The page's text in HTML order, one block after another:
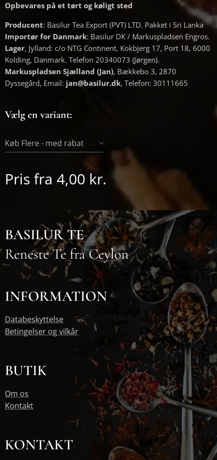
Opbevares på et tørt og køligt sted
Producent: Basilur Tea Export (PVT) LTD. Pakket i Sri Lanka
Importør for Danmark: Basilur DK / Markuspladsen Engros.
Lager, Jylland: c/o NTG Continent, Kokbjerg 17, Port 18, 6000
Kolding, Danmark. Telefon 20340073 (Jørgen).
Markuspladsen Sjælland (Jan), Bækkebo 3, 2870
Dyssegård, Email: jan@basilur.dk, Telefon: 30111665
Vælg en variant:
Køb Flere - med rabat
Pris fra 4,00 kr.
BASILUR TE
Reneste Te fra Ceylon
INFORMATION
Databeskyttelse
Betingelser og vilkår
BUTIK
Om os
Kontakt
KONTAKT